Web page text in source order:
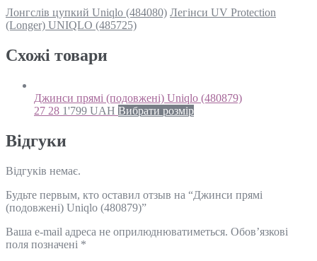
Лонгслів цупкий Uniqlo (484080) Легінси UV Protection
(Longer) UNIQLO (485725)
Схожi товари
Джинси прямі (подовжені) Uniqlo (480879)
27 28 1'799 UAH Вибрати розмір
Відгуки
Відгуків немає.
Будьте первым, кто оставил отзыв на “Джинси прямі
(подовжені) Uniqlo (480879)”
Ваша e-mail адреса не оприлюднюватиметься. Обов’язкові
поля позначені *